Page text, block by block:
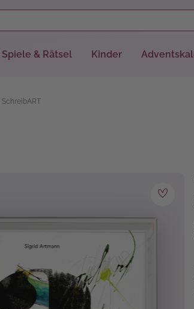
Spiele & Rätsel Kinder
SchreibART